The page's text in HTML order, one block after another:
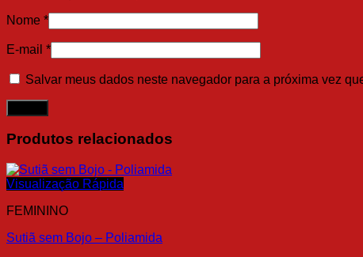
Nome *
E-mail *
Salvar meus dados neste navegador para a próxima vez
Produtos relacionados
Visualização Rápida
FEMININO
Sutiã sem Bojo – Poliamida